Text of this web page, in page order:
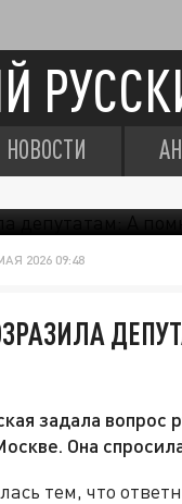
НОВОСТИ
2026 09:48
задала
Она
тем, что